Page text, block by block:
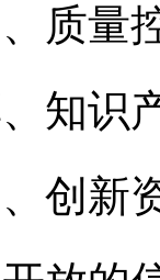
质量
知识
创新